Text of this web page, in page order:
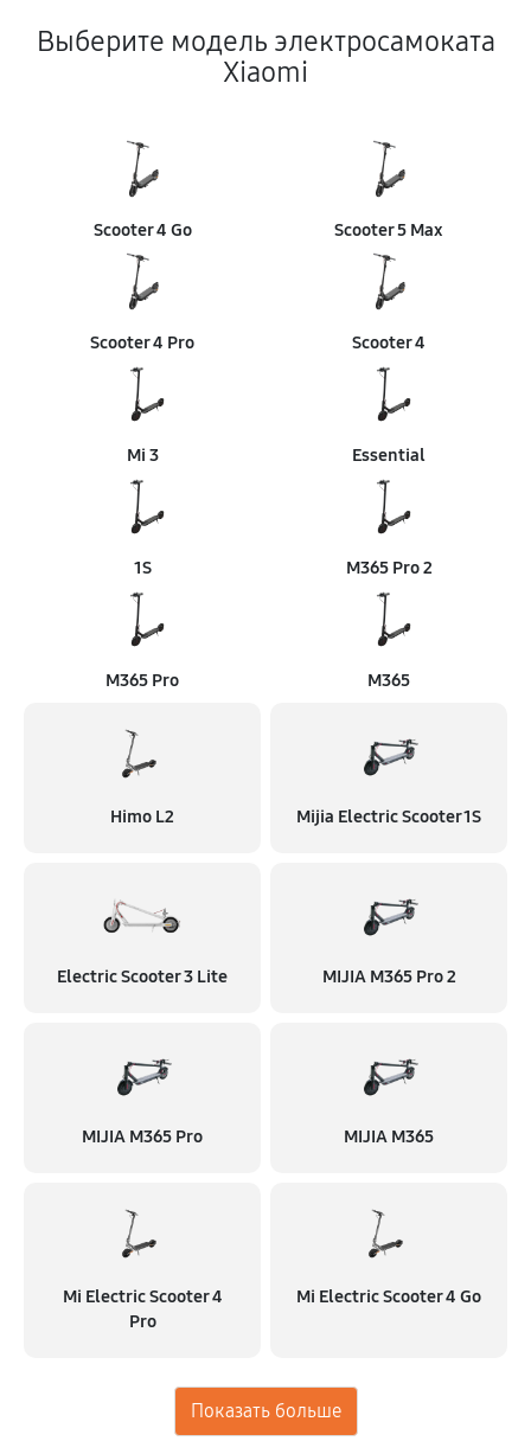
Выберите модель электросамоката
Xiaomi
Scooter 4 Go Scooter 5 Max
Scooter 4 Pro Scooter 4
Mi 3 Essential
1S M365 Pro 2
M365 Pro M365
Himo L2 Mijia Electric Scooter 1S
Electric Scooter 3 Lite MIJIA M365 Pro 2
MIJIA M365 Pro MIJIA M365
Mi Electric Scooter 4
Pro
Mi Electric Scooter 4 Go